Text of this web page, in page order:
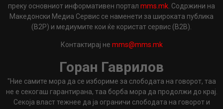
преку основниот информативен портал mms.mk . Содржини на
Македонски Медиа Сервис се наменети за широката публика
(B2P) и медиумите кои ќе користат сервис (B2B).
Контактирај не mms@mms.mk
Горан Гаврилов
"Ние самите мора да се избориме за слободата на говорот, таа
не е секогаш гарантирана, таа борба мора да продолжи до крај.
Секоја власт тежнее да ја ограничи слободата на говорот и